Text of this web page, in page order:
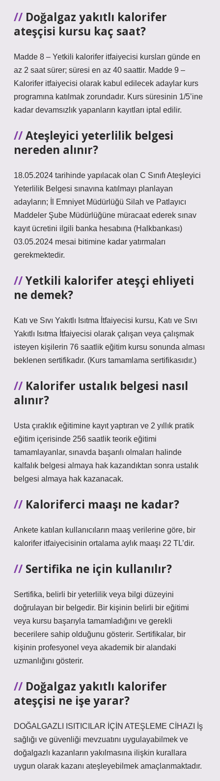
Doğalgaz yakıtlı kalorifer
ateşçisi kursu kaç saat?
Madde 8 – Yetkili kalorifer itfaiyecisi kursları günde en
az 2 saat sürer; süresi en az 40 saattir. Madde 9 –
Kalorifer itfaiyecisi olarak kabul edilecek adaylar kurs
programına katılmak zorundadır. Kurs süresinin 1/5’ine
kadar devamsızlık yapanların kayıtları iptal edilir.
Ateşleyici yeterlilik belgesi
nereden alınır?
18.05.2024 tarihinde yapılacak olan C Sınıfı Ateşleyici
Yeterlilik Belgesi sınavına katılmayı planlayan
adayların; İl Emniyet Müdürlüğü Silah ve Patlayıcı
Maddeler Şube Müdürlüğüne müracaat ederek sınav
kayıt ücretini ilgili banka hesabına (Halkbankası)
03.05.2024 mesai bitimine kadar yatırmaları
gerekmektedir.
Yetkili kalorifer ateşçi ehliyeti
ne demek?
Katı ve Sıvı Yakıtlı Isıtma İtfaiyecisi kursu, Katı ve Sıvı
Yakıtlı Isıtma İtfaiyecisi olarak çalışan veya çalışmak
isteyen kişilerin 76 saatlik eğitim kursu sonunda alması
beklenen sertifikadır. (Kurs tamamlama sertifikasıdır.)
Kalorifer ustalık belgesi nasıl
alınır?
Usta çıraklık eğitimine kayıt yaptıran ve 2 yıllık pratik
eğitim içerisinde 256 saatlik teorik eğitimi
tamamlayanlar, sınavda başarılı olmaları halinde
kalfalık belgesi almaya hak kazandıktan sonra ustalık
belgesi almaya hak kazanacak.
Kaloriferci maaşı ne kadar?
Ankete katılan kullanıcıların maaş verilerine göre, bir
kalorifer itfaiyecisinin ortalama aylık maaşı 22 TL’dir.
Sertifika ne için kullanılır?
Sertifika, belirli bir yeterlilik veya bilgi düzeyini
doğrulayan bir belgedir. Bir kişinin belirli bir eğitimi
veya kursu başarıyla tamamladığını ve gerekli
becerilere sahip olduğunu gösterir. Sertifikalar, bir
kişinin profesyonel veya akademik bir alandaki
uzmanlığını gösterir.
Doğalgaz yakıtlı kalorifer
ateşçisi ne işe yarar?
DOĞALGAZLI ISITICILAR İÇİN ATEŞLEME CİHAZI İş
sağlığı ve güvenliği mevzuatını uygulayabilmek ve
doğalgazlı kazanların yakılmasına ilişkin kurallara
uygun olarak kazanı ateşleyebilmek amaçlanmaktadır.